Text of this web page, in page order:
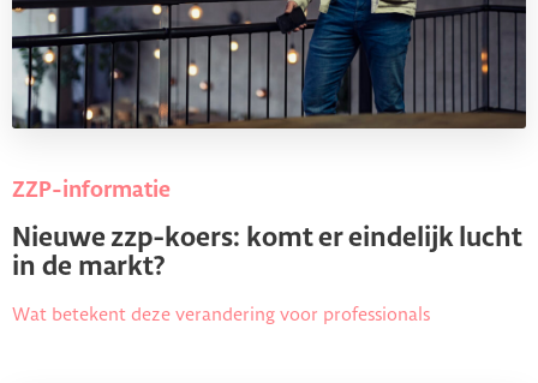
ZZP-informatie
Nieuwe zzp-koers: komt er eindelijk lucht
in de markt?
Wat betekent deze verandering voor professionals